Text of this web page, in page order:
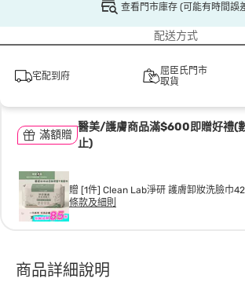
查看門市庫存 (可能有時間誤
配送方式
宅配到府
屈臣氏門市
取貨
滿額贈
醫美/護膚商品滿$600即贈好禮(
止)
贈 [1件] Clean Lab淨研 護膚卸妝洗臉巾
條款及細則
商品詳細說明